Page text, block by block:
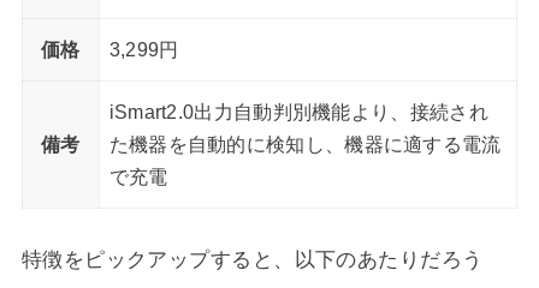
価格 3,299円
備考
iSmart2.0出力自動判別機能より、接続され
た機器を自動的に検知し、機器に適する電流
で充電
特徴をピックアップすると、以下のあたりだろう